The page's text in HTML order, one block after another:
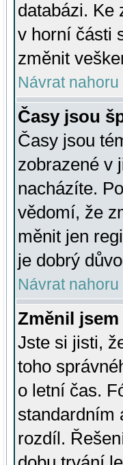
databázi. Ke
v horní části
změnit
Návrat nahoru
Časy jsou
Časy jsou
zobrazené v
nacházíte.
vědomí, že
měnit jen
je dobrý
Návrat nahoru
Změnil
Jste si jisti,
toho
o letní čas.
standardním
rozdíl.